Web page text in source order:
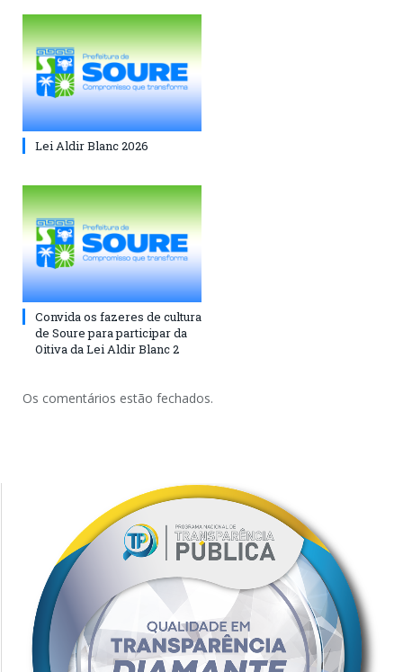
Lei Aldir Blanc 2026
Convida os fazeres de cultura
de Soure para participar da
Oitiva da Lei Aldir Blanc 2
Os comentários estão fechados.